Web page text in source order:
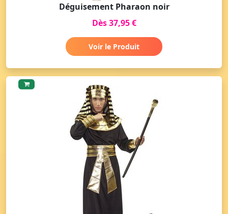
Déguisement Pharaon noir
Dès 37,95 €
Voir le Produit